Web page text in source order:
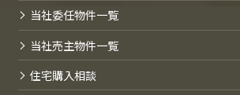
当社委任物件一覧
当社売主物件一覧
住宅購入相談